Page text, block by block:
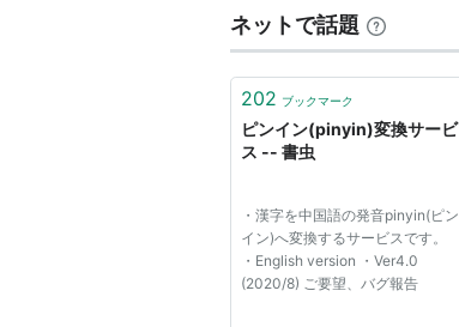
ネットで話題
202 ブックマーク
ピンイン(pinyin)変換サービ
ス -- 書虫
・漢字を中国語の発音pinyin(ピン
イン)へ変換するサービスです。
・English version ・Ver4.0
(2020/8) ご要望、バグ報告